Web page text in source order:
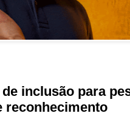
inclusão para
reconhecimento